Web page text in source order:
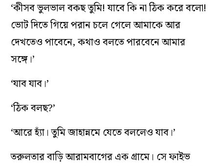
‘কীসব ভুলভাল বকছ তুমি! যাবে কি না ঠিক করে বলো!
ভোট দিতে গিয়ে পরান চলে গেলে আমাকে আর
দেখতেও পাবেনে, কথাও বলতে পারবেনে আমার
সঙ্গে।’
‘যাব যাব।’
‘ঠিক বলছ?’
‘আরে হ্যাঁ। তুমি জাহান্নমে যেতে বললেও যাব।’
তরুলতার বাড়ি আরামবাগের এক গ্রামে। সে ফাইভ